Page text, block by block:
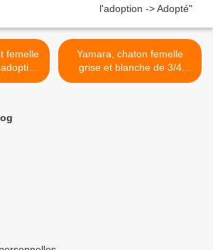
Yamara, chaton femelle
grise et blanche de 3/4
mois, à l'adoption ->